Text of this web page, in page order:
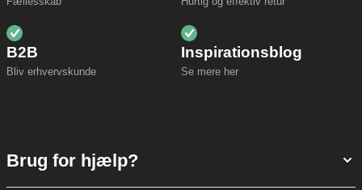
B2B
Bliv erhvervskunde
Inspirationsblog
Se mere her
Brug for hjælp?